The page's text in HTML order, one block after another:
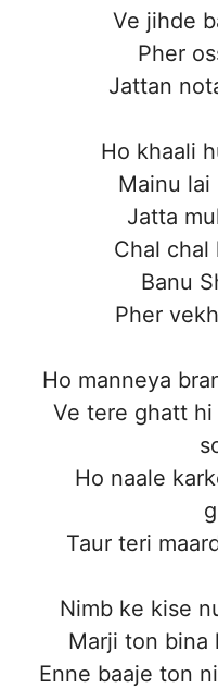
Ve jihde
Pher
Jattan
Ho khaali
Mainu lai
Jatta
Chal chal
Banu
Pher
Ho manneya
Ve tere ghatt hi
Ho naale
Taur teri
Nimb ke kise
Marji ton bina
Enne baaje ton